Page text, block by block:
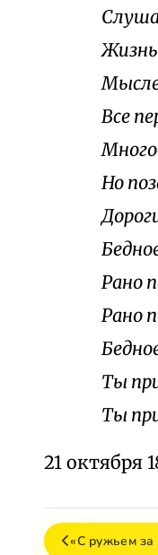
Все
Но
Рано
Рано
Ты
Ты
21 октября
«С ружьем за